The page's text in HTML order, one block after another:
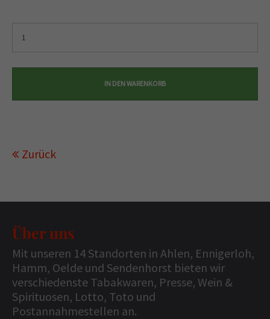
Zurück
Über uns
Mit unseren 14 Standorten in Ahlen, Ennigerloh,
Hamm, Oelde und Sendenhorst bieten wir
verschiedenste Tabakwaren, Presse, Wein &
Spirituosen, Lotto, Toto und
Postannahmestellen an.